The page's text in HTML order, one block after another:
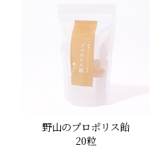
野山のプロポリス飴
20粒